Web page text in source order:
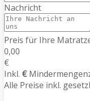
Nachricht
Preis für Ihre
0,00
€
Inkl. €
Alle Preise inkl.